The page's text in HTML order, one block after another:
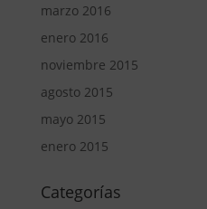
marzo 2016
enero 2016
noviembre 2015
agosto 2015
mayo 2015
enero 2015
Categorías